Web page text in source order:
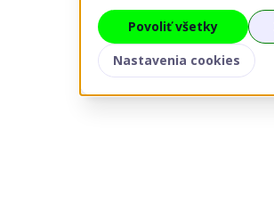
Povoliť všetky
Nastavenia cookies